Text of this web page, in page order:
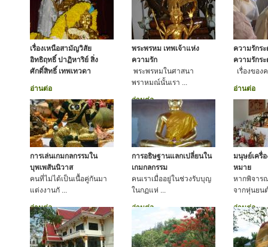
เรื่องเหนือสามัญวิสัย
อิทธิฤทธิ์ ปาฏิหาริย์ สิ่ง
ศักดิ์สิทธิ์ เทพเทวดา
อ่านต่อ
พระพรหม เทพเจ้าแห่ง
ความรัก
พระพรหมในศาสนา
พราหมณ์นั้นเรา ...
อ่านต่อ
ความรักร
ความรักร
เรื่องของ
อ่านต่อ
การเล่นเกมกลกรรมใน
บุพเพสันนิวาส
คนที่ไม่ได้เป็นเนื้อคู่กันมา
แต่งงานกั ...
อ่านต่อ
การอธิษฐานแลกเปลี่ยนใน
เกมกลกรรม
คนเราเมื่ออยู่ในช่วงรับบุญ
ในกฏแห่ ...
อ่านต่อ
มนุษย์เครื่
หมาย
หากพิจาร
จากหุ่นยน
อ่านต่อ